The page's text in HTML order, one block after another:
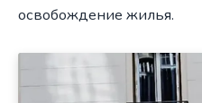
освобождение жилья.